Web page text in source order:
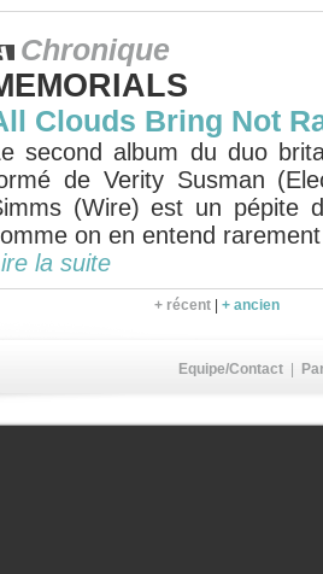
Chronique
Clouds Bring Not
second album du duo
de Verity Susman
(Wire) est un pépite
on en entend
la suite
+ récent + ancien
Equipe/Contact